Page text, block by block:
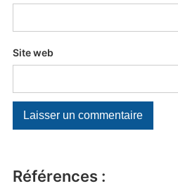
Références :
Site web